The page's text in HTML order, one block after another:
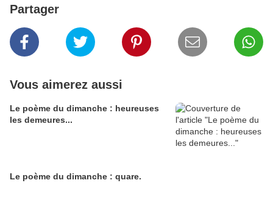
Partager
Vous aimerez aussi
Le poème du dimanche : heureuses
les demeures...
Le poème du dimanche : quare.